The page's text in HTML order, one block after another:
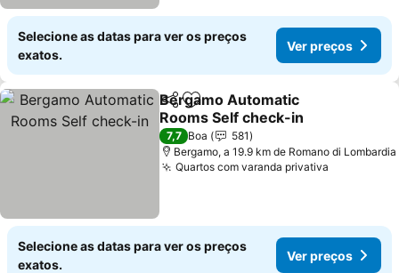
Selecione as datas para ver os preços
exatos.
Ver preços
PartilharAdicionar aos favoritos
Bergamo Automatic
Rooms Self check-in
Ver preços
7,7 Boa
581
Bergamo, a 19.9 km de Romano di Lombardia
Quartos com varanda privativa
Selecione as datas para ver os preços
exatos.
Ver preços